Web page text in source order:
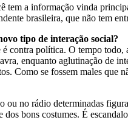
a informação vinda
brasileira, que não tem
tipo de interação social?
contra política. O tempo todo,
enquanto aglutinação de
Como se fossem males que
ou no rádio determinadas
bons costumes. É